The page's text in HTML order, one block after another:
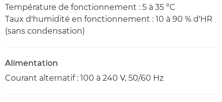
Température de fonctionnement : 5 à 35 °C
Taux d'humidité en fonctionnement : 10 à 90 % d'HR
(sans condensation)
Alimentation
Courant alternatif : 100 à 240 V, 50/60 Hz